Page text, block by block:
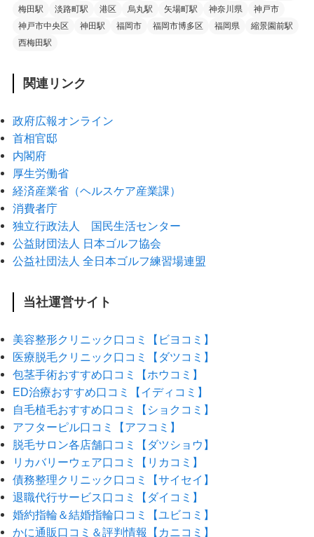
梅田駅
淡路町駅 港区 烏丸駅 矢場町駅 神奈川県
神戸市
神戸市中央区
神田駅 福岡市 福岡市博多区 福岡県
縮景園前駅
西梅田駅
関連リンク
政府広報オンライン
首相官邸
内閣府
厚生労働省
経済産業省（ヘルスケア産業課）
消費者庁
独立行政法人 国民生活センター
公益財団法人 日本ゴルフ協会
公益社団法人 全日本ゴルフ練習場連盟
当社運営サイト
美容整形クリニック口コミ【ビヨコミ】
医療脱毛クリニック口コミ【ダツコミ】
包茎手術おすすめ口コミ【ホウコミ】
ED治療おすすめ口コミ【イディコミ】
自毛植毛おすすめ口コミ【ショクコミ】
アフターピル口コミ【アフコミ】
脱毛サロン各店舗口コミ【ダツショウ】
リカバリーウェア口コミ【リカコミ】
債務整理クリニック口コミ【サイセイ】
退職代行サービス口コミ【ダイコミ】
婚約指輪＆結婚指輪口コミ【ユビコミ】
かに通販口コミ＆評判情報【カニコミ】